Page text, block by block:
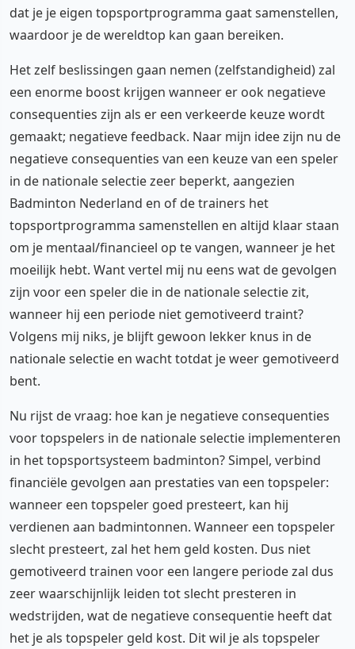
dat je je eigen topsportprogramma gaat samenstellen,
waardoor je de wereldtop kan gaan bereiken.
Het zelf beslissingen gaan nemen (zelfstandigheid) zal
een enorme boost krijgen wanneer er ook negatieve
consequenties zijn als er een verkeerde keuze wordt
gemaakt; negatieve feedback. Naar mijn idee zijn nu de
negatieve consequenties van een keuze van een speler
in de nationale selectie zeer beperkt, aangezien
Badminton Nederland en of de trainers het
topsportprogramma samenstellen en altijd klaar staan
om je mentaal/financieel op te vangen, wanneer je het
moeilijk hebt. Want vertel mij nu eens wat de gevolgen
zijn voor een speler die in de nationale selectie zit,
wanneer hij een periode niet gemotiveerd traint?
Volgens mij niks, je blijft gewoon lekker knus in de
nationale selectie en wacht totdat je weer gemotiveerd
bent.
Nu rijst de vraag: hoe kan je negatieve consequenties
voor topspelers in de nationale selectie implementeren
in het topsportsysteem badminton? Simpel, verbind
financiële gevolgen aan prestaties van een topspeler:
wanneer een topspeler goed presteert, kan hij
verdienen aan badmintonnen. Wanneer een topspeler
slecht presteert, zal het hem geld kosten. Dus niet
gemotiveerd trainen voor een langere periode zal dus
zeer waarschijnlijk leiden tot slecht presteren in
wedstrijden, wat de negatieve consequentie heeft dat
het je als topspeler geld kost. Dit wil je als topspeler